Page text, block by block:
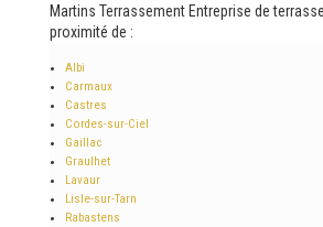
Martins Terrassement Entreprise de
proximité de :
Albi
Carmaux
Castres
Cordes-sur-Ciel
Gaillac
Graulhet
Lavaur
Lisle-sur-Tarn
Rabastens